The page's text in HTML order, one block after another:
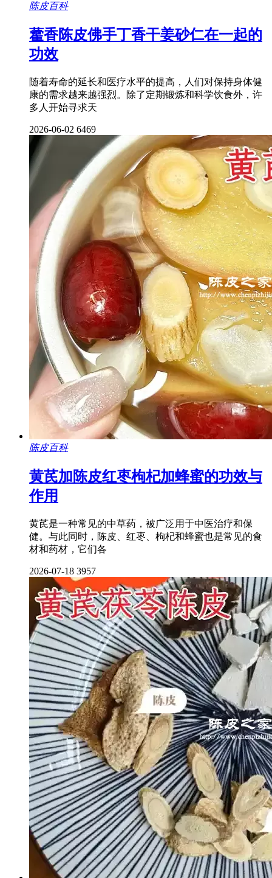
陈皮百科
藿香陈皮佛手丁香干姜砂仁在一起的
功效
随着寿命的延长和医疗水平的提高，人们对保持身体健
康的需求越来越强烈。除了定期锻炼和科学饮食外，许
多人开始寻求天
2026-06-02 6469
陈皮百科
黄芪加陈皮红枣枸杞加蜂蜜的功效与
作用
黄芪是一种常见的中草药，被广泛用于中医治疗和保
健。与此同时，陈皮、红枣、枸杞和蜂蜜也是常见的食
材和药材，它们各
2026-07-18 3957